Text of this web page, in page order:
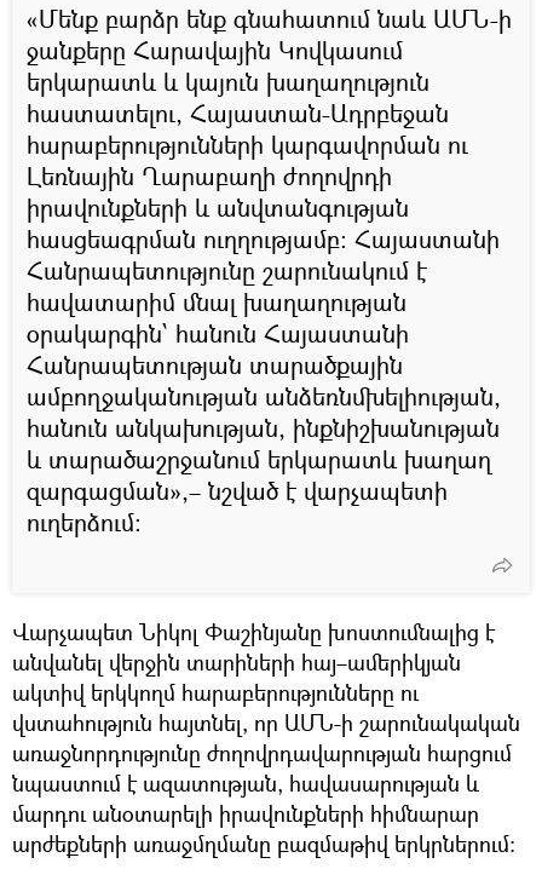
«Մենք բարձր ենք գնահատում նաև ԱՄՆ-ի
ջանքերը Հարավային Կովկասում
երկարատև և կայուն խաղաղություն
հաստատելու, Հայաստան-Ադրբեջան
հարաբերությունների կարգավորման ու
Լեռնային Ղարաբաղի ժողովրդի
իրավունքների և անվտանգության
հասցեագրման ուղղությամբ։ Հայաստանի
Հանրապետությունը շարունակում է
հավատարիմ մնալ խաղաղության
օրակարգին՝ հանուն Հայաստանի
Հանրապետության տարածքային
ամբողջականության անձեռնմխելիության,
հանուն անկախության, ինքնիշխանության
և տարածաշրջանում երկարատև խաղաղ
զարգացման»,– նշված է վարչապետի
ուղերձում։
Վարչապետ Նիկոլ Փաշինյանը խոստումնալից է
անվանել վերջին տարիների հայ–ամերիկյան
ակտիվ երկկողմ հարաբերությունները ու
վստահություն հայտնել, որ ԱՄՆ-ի շարունակական
առաջնորդությունը ժողովրդավարության հարցում
նպաստում է ազատության, հավասարության և
մարդու անօտարելի իրավունքների հիմնարար
արժեքների առաջմղմանը բազմաթիվ երկրներում։